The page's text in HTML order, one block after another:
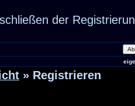
der
» Registrieren